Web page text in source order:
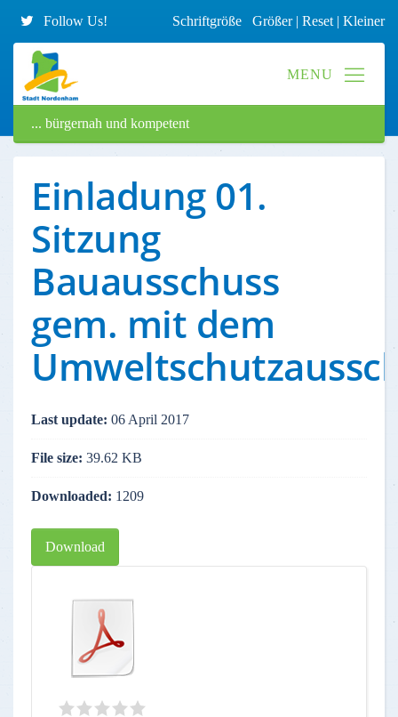
Follow Us! Schriftgröße Größer| Reset | Kleiner
... bürgernah und kompetent
Einladung 01.
Sitzung
Bauausschuss
gem. mit dem
Last update: 06 April 2017
File size: 39.62 KB
Downloaded: 1209
Download